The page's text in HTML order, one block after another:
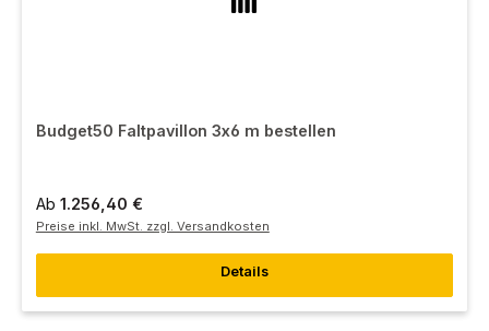
Budget50 Faltpavillon 3x6 m bestellen
Ab 1.256,40 €
Preise inkl. MwSt. zzgl. Versandkosten
Details